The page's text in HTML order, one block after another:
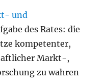
und
des Rates: die
kompetenter,
Markt-,
zu wahren